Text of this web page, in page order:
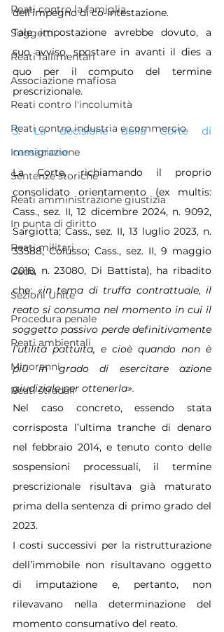
Reati contro la famiglia
Soggetti
Reati fallimentari
Associazione mafiosa
Reati contro l'incolumità
Reati contro industria e commercio
Immigrazione
Sentenze storiche
Reati amministrazione giustizia
In punta di diritto
Reati militari
Cedu
Sezioni Unite
Procedura penale
Reati ambientali
Minorenni
Reati stradali
dell’impegno di co-intestazione.
Tale impostazione avrebbe dovuto, a
suo avviso, spostare in avanti il dies a
quo per il computo del termine
prescrizionale.
3. La decisione della Corte di
cassazione
La Corte, richiamando il proprio
consolidato orientamento (ex multis:
Cass., sez. II, 12 dicembre 2024, n. 9092,
Sargiotta; Cass., sez. II, 13 luglio 2023, n.
33588, Colusso; Cass., sez. II, 9 maggio
2018, n. 23080, Di Battista), ha ribadito
che: «in tema di truffa contrattuale, il
reato si consuma nel momento in cui il
soggetto passivo perde definitivamente
l’utilità pattuita, e cioè quando non è
più in grado di esercitare azione
giudiziale per ottenerla».
Nel caso concreto, essendo stata
corrisposta l’ultima tranche di denaro
nel febbraio 2014, e tenuto conto delle
sospensioni processuali, il termine
prescrizionale risultava già maturato
prima della sentenza di primo grado del
2023.
I costi successivi per la ristrutturazione
dell’immobile non risultavano oggetto
di imputazione e, pertanto, non
rilevavano nella determinazione del
momento consumativo del reato.